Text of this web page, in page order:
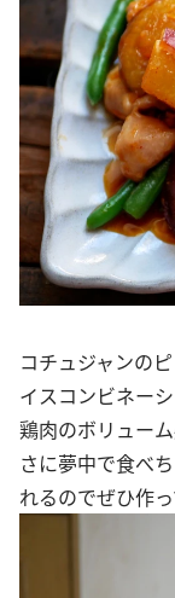
コチュジャンの
イスコンビネー
鶏肉のボリュー
さに夢中で食べ
れるのでぜひ作